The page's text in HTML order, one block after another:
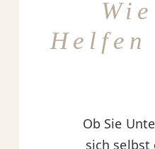
Helfen
Ob Sie
sich selbst